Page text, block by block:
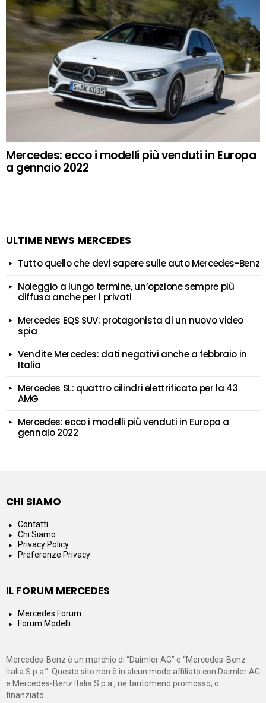
Mercedes: ecco i modelli più venduti in Europa
a gennaio 2022
ULTIME NEWS MERCEDES
Tutto quello che devi sapere sulle auto Mercedes-Benz
Noleggio a lungo termine, un’opzione sempre più
diffusa anche per i privati
Mercedes EQS SUV: protagonista di un nuovo video
spia
Vendite Mercedes: dati negativi anche a febbraio in
Italia
Mercedes SL: quattro cilindri elettrificato per la 43
AMG
Mercedes: ecco i modelli più venduti in Europa a
gennaio 2022
CHI SIAMO
Contatti
Chi Siamo
Privacy Policy
Preferenze Privacy
IL FORUM MERCEDES
Mercedes Forum
Forum Modelli
Mercedes-Benz è un marchio di “Daimler AG” e “Mercedes-Benz
Italia S.p.a.”. Questo sito non è in alcun modo affiliato con Daimler AG
e Mercedes-Benz Italia S.p.a., ne tantomeno promosso, o
finanziato.